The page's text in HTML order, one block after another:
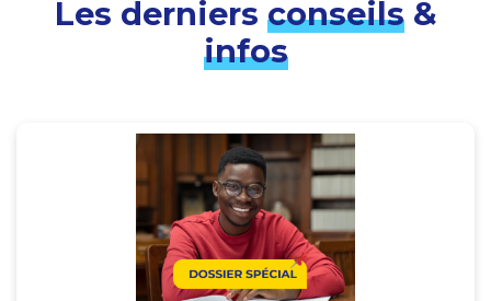
Les derniers conseils&
infos